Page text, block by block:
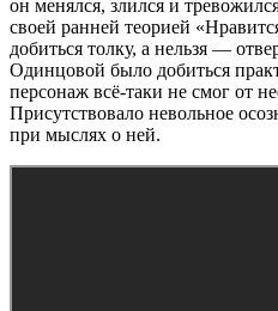
он менялся, злился и
своей ранней теорией
добиться толку, а нельзя —
Одинцовой было добиться
персонаж всё-таки не смог от
Присутствовало невольное
при мыслях о ней.